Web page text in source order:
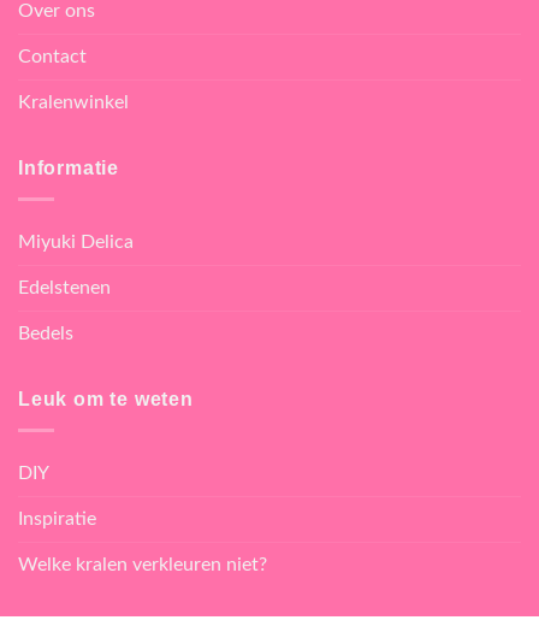
Over ons
Contact
Kralenwinkel
Informatie
Miyuki Delica
Edelstenen
Bedels
Leuk om te weten
DIY
Inspiratie
Welke kralen verkleuren niet?